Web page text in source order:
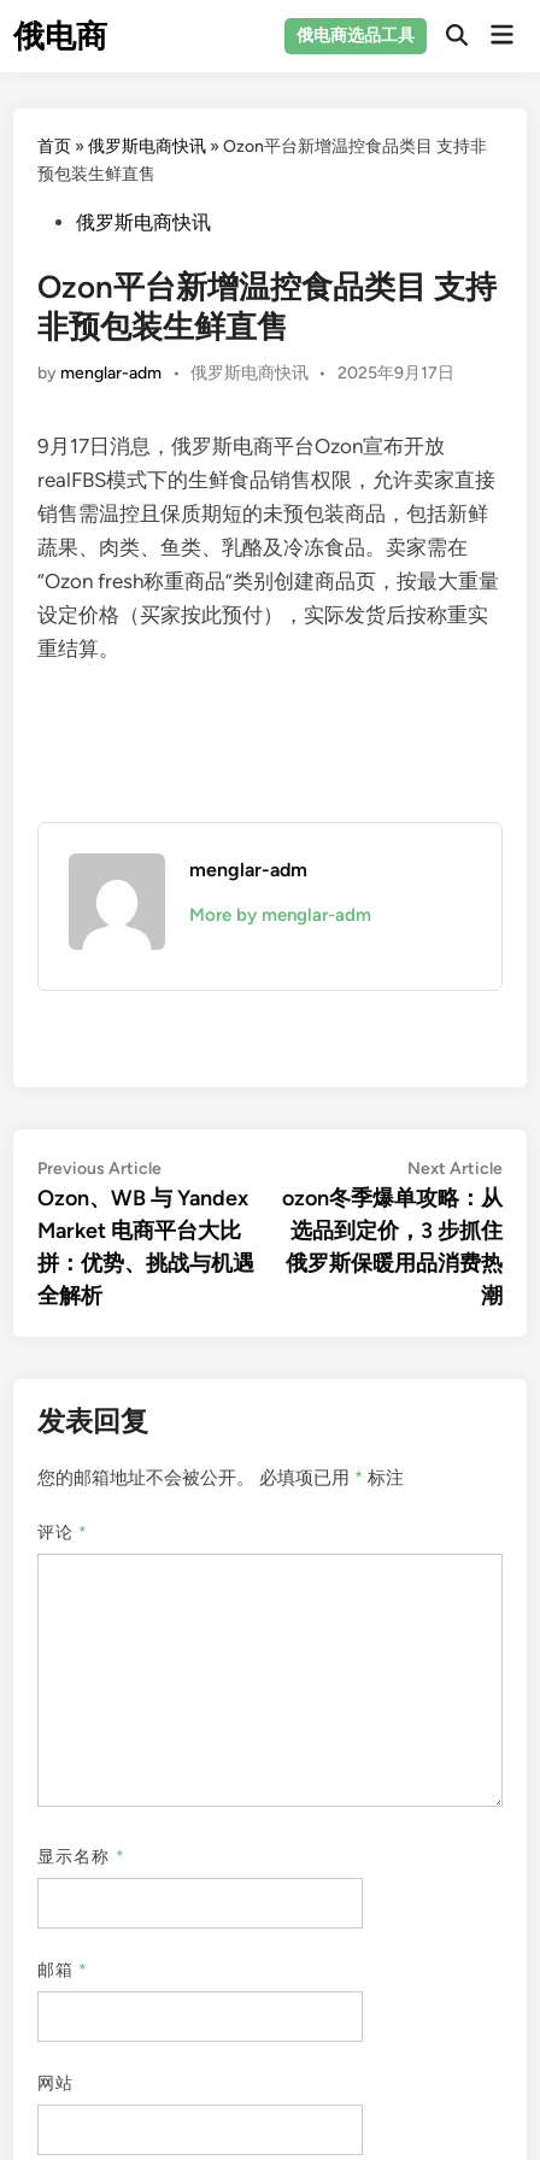
to俄电商 俄电商选品工具
首页 »俄罗斯电商快讯 »Ozon平台新增温控食品类目 支持非
预包装生鲜直售
Posted俄罗斯电商快讯
Ozon平台新增温控食品类目 支持
非预包装生鲜直售
by menglar-adm • Posted
俄罗斯电商快讯 • 2025年9月17日
9月17日消息，俄罗斯电商平台Ozon宣布开放
realFBS模式下的生鲜食品销售权限，允许卖家直接
销售需温控且保质期短的未预包装商品，包括新鲜
蔬果、肉类、鱼类、乳酪及冷冻食品。卖家需在
“Ozon fresh称重商品”类别创建商品页，按最大重量
设定价格（买家按此预付），实际发货后按称重实
重结算。
menglar-adm
More by menglar-adm
文
章
导
航
Previous ArticlePrevious
article:
Ozon、WB 与 Yandex
Market 电商平台大比
拼：优势、挑战与机遇
全解析
Next Article
ozon冬季爆单攻略：从
选品到定价，3 步抓住
俄罗斯保暖用品消费热
潮
发表回复
您的邮箱地址不会被公开。 必填项已用 * 标注
评论 *
显示名称 *
邮箱 *
网站